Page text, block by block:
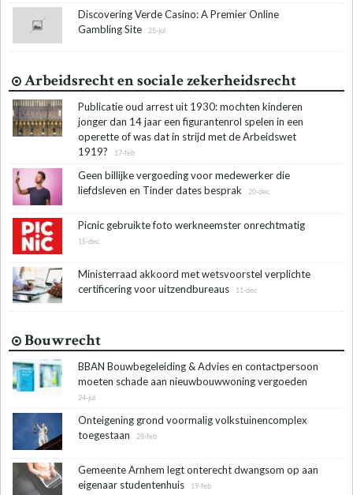
Discovering Verde Casino: A Premier Online
Gambling Site
25-jul
Arbeidsrecht en sociale zekerheidsrecht
Publicatie oud arrest uit 1930: mochten kinderen
jonger dan 14 jaar een figurantenrol spelen in een
operette of was dat in strijd met de Arbeidswet
1919?
17-feb
Geen billijke vergoeding voor medewerker die
liefdsleven en Tinder dates besprak
20-dec
Picnic gebruikte foto werkneemster onrechtmatig
15-dec
Ministerraad akkoord met wetsvoorstel verplichte
certificering voor uitzendbureaus
11-dec
Bouwrecht
BBAN Bouwbegeleiding & Advies en contactpersoon
moeten schade aan nieuwbouwwoning vergoeden
24-jul
Onteigening grond voormalig volkstuinencomplex
toegestaan
28-feb
Gemeente Arnhem legt onterecht dwangsom op aan
eigenaar studentenhuis
19-feb